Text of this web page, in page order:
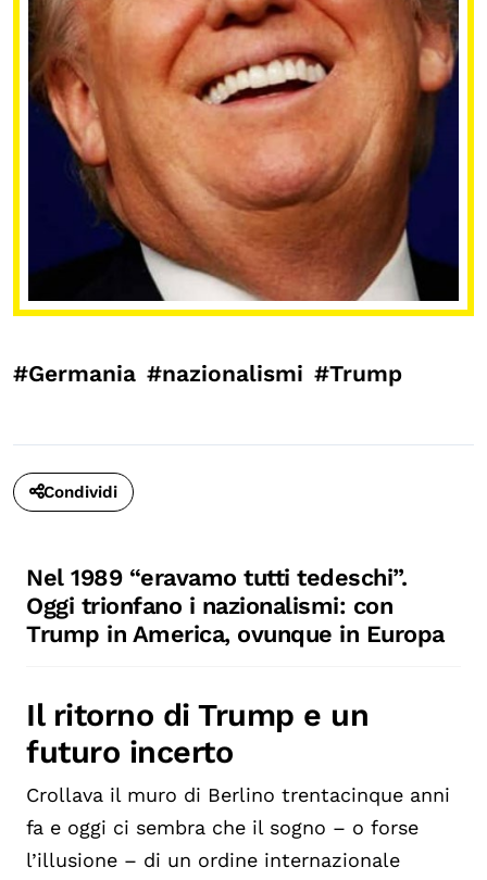
#Germania #nazionalismi #Trump
Condividi
Nel 1989 “eravamo tutti tedeschi”.
Oggi trionfano i nazionalismi: con
Trump in America, ovunque in Europa
Il ritorno di Trump e un
futuro incerto
Crollava il muro di Berlino trentacinque anni
fa e oggi ci sembra che il sogno – o forse
l’illusione – di un ordine internazionale